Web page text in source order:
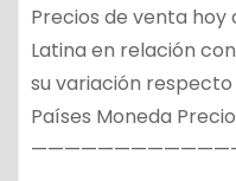
Precios de venta hoy
Latina en relación
su variación
Países Moneda